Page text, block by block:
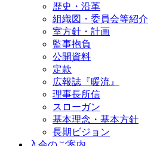
歴史・沿革
組織図・委員会等紹介
室方針・計画
監事抱負
公開資料
定款
広報誌『暖流』
理事長所信
スローガン
基本理念・基本方針
長期ビジョン